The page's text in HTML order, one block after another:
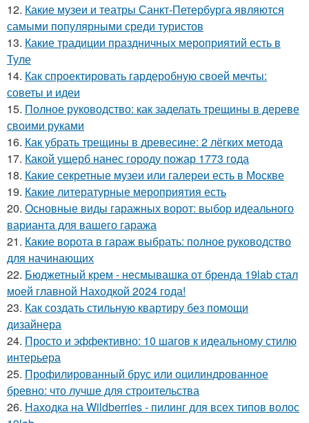
12. Какие музеи и театры Санкт-Петербурга являются
самыми популярными среди туристов
13. Какие традиции праздничных мероприятий есть в
Туле
14. Как спроектировать гардеробную своей мечты:
советы и идеи
15. Полное руководство: как заделать трещины в дереве
своими руками
16. Как убрать трещины в древесине: 2 лёгких метода
17. Какой ущерб нанес городу пожар 1773 года
18. Какие секретные музеи или галереи есть в Москве
19. Какие литературные мероприятия есть
20. Основные виды гаражных ворот: выбор идеального
варианта для вашего гаража
21. Какие ворота в гараж выбрать: полное руководство
для начинающих
22. Бюджетный крем - несмывашка от бренда 19lab стал
моей главной Находкой 2024 года!
23. Как создать стильную квартиру без помощи
дизайнера
24. Просто и эффективно: 10 шагов к идеальному стилю
интерьера
25. Профилированный брус или оцилиндрованное
бревно: что лучше для строительства
26. Находка на Wildberries - пилинг для всех типов волос